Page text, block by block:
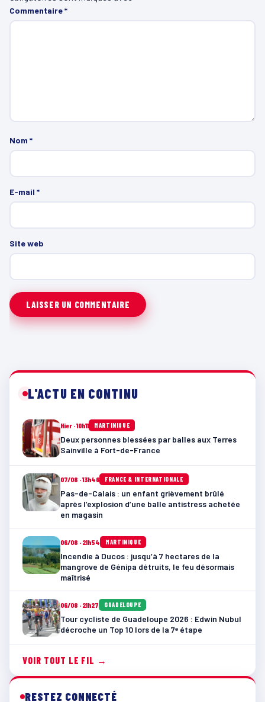
Commentaire*
Nom *
E-mail *
Site web
L'ACTU EN CONTINU
Hier · 10h11 MARTINIQUE
Deux personnes blessées par balles aux Terres
Sainville à Fort-de-France
07/08 · 13h46 FRANCE & INTERNATIONALE
Pas-de-Calais : un enfant grièvement brûlé
après l’explosion d’une balle antistress achetée
en magasin
06/08 · 21h54 MARTINIQUE
Incendie à Ducos : jusqu’à 7 hectares de la
mangrove de Génipa détruits, le feu désormais
maîtrisé
06/08 · 21h27 GUADELOUPE
Tour cycliste de Guadeloupe 2026 : Edwin Nubul
décroche un Top 10 lors de la 7ᵉ étape
VOIR TOUT LE FIL →
RESTEZ CONNECTÉ